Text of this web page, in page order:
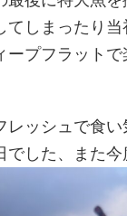
てしまったり
ープフラットで
レッシュで食
した、また今